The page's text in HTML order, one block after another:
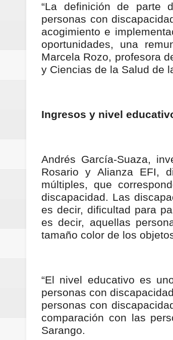
“La definición de parte
personas con
acogimiento e
oportunidades, una
Marcela Rozo, profesora
y Ciencias de la Salud de
Ingresos y nivel
Andrés García-Suaza,
Rosario y Alianza EFI,
múltiples, que
discapacidad. Las
es decir, dificultad para
es decir, aquellas
tamaño color de los
“El nivel educativo es
personas con
personas con
comparación con las
Sarango.